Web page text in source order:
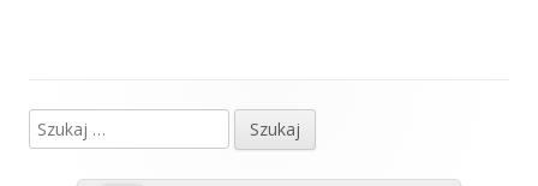
Główny
Szukaj: